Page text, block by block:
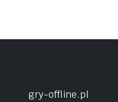
gry-offline.pl